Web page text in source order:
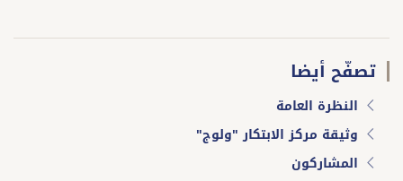
تصفّح أيضا
النظرة العامة
وثيقة مركز الابتكار "ولوج"
المشاركون